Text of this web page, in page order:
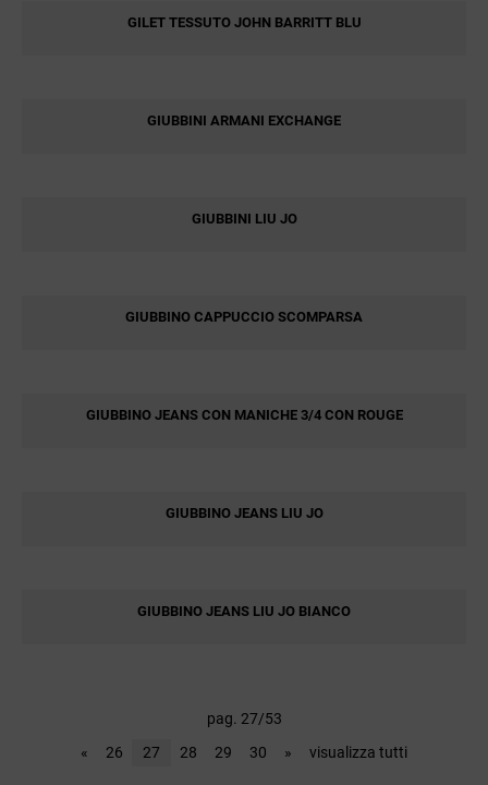
GILET TESSUTO JOHN BARRITT BLU
GIUBBINI ARMANI EXCHANGE
GIUBBINI LIU JO
GIUBBINO CAPPUCCIO SCOMPARSA
GIUBBINO JEANS CON MANICHE 3/4 CON ROUGE
GIUBBINO JEANS LIU JO
GIUBBINO JEANS LIU JO BIANCO
pag. 27/53
«
26 27 28 29 30 » visualizza tutti